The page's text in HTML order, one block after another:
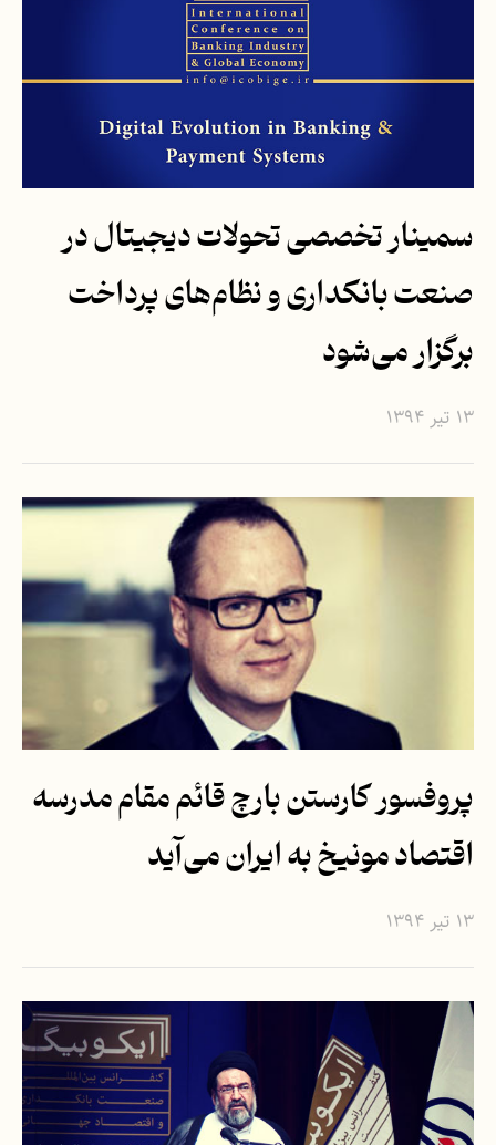
سمینار تخصصی تحولات دیجیتال در
صنعت بانکداری و نظام‌های پرداخت
برگزار می‌شود
۱۳ تیر ۱۳۹۴
پروفسور کارستن بارچ قائم مقام مدرسه
اقتصاد مونیخ به ایران می‌آید
۱۳ تیر ۱۳۹۴